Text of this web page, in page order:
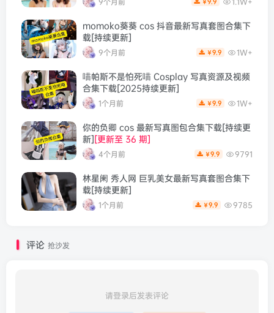
￥
momoko葵葵 cos 抖音最新写真套图合集下
载[持续更新]
9个月前 ￥9.9 1W+
喵帕斯不是怕死喵 Cosplay 写真资源及视频
合集下载[2025持续更新]
1个月前 ￥9.9 1W+
你的负卿 cos 最新写真图包合集下载[持续更
新][更新至 36 期]
4个月前 ￥9.9 9791
林星阑 秀人网 巨乳美女最新写真套图合集下
载[持续更新]
1个月前 ￥9.9 9785
评论 抢沙发
请登录后发表评论